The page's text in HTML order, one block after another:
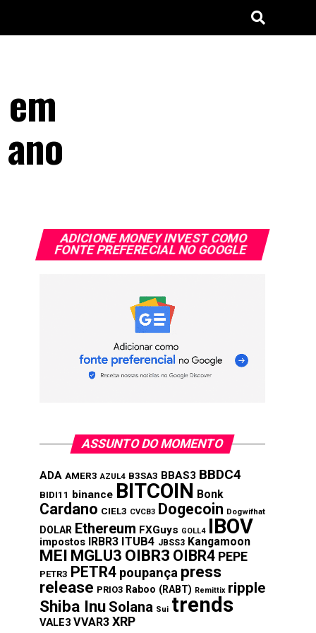
ADICIONE MONEY INVEST COMO
FONTE PREFERECIAL NO GOOGLE
ASSUNTO DO MOMENTO
ADA AMER3 AZUL4 B3SA3 BBAS3 BBDC4
BIDI11 binance BITCOIN Bonk
Cardano CIEL3 CVCB3 Dogecoin Dogwifhat
DOLAR Ethereum FXGuys GOLL4 IBOV
impostos IRBR3 ITUB4 JBSS3 Kangamoon
MEI MGLU3 OIBR3 OIBR4 PEPE
PETR3 PETR4 poupança press
release PRIO3 Raboo (RABT) Remittix ripple
Shiba Inu Solana Sui trends
VALE3 VVAR3 XRP